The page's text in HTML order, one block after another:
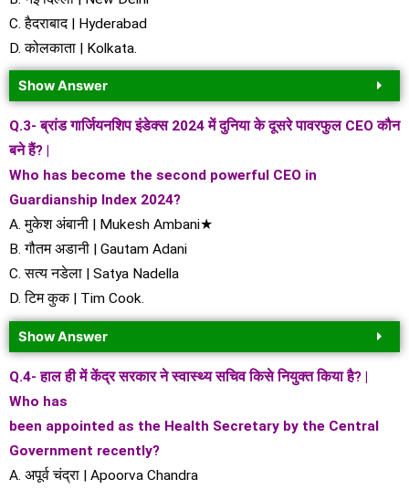
C. हैदराबाद | Hyderabad
D. कोलकाता | Kolkata.
Show Answer
Q.3- ब्रांड गार्जियनशिप इंडेक्स 2024 में दुनिया के दूसरे पावरफुल CEO कौन
बने हैं? |
Who has become the second powerful CEO in
Guardianship Index 2024?
A. मुकेश अंबानी | Mukesh Ambani★
B. गौतम अडानी | Gautam Adani
C. सत्य नडेला | Satya Nadella
D. टिम कुक | Tim Cook.
Show Answer
Q.4- हाल ही में केंद्र सरकार ने स्वास्थ्य सचिव किसे नियुक्त किया है? |
Who has
been appointed as the Health Secretary by the Central
Government recently?
A. अपूर्व चंद्रा | Apoorva Chandra